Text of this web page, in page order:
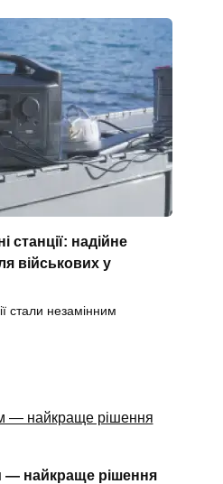
станції: надійне
військових у
стали незамінним
— найкраще рішення